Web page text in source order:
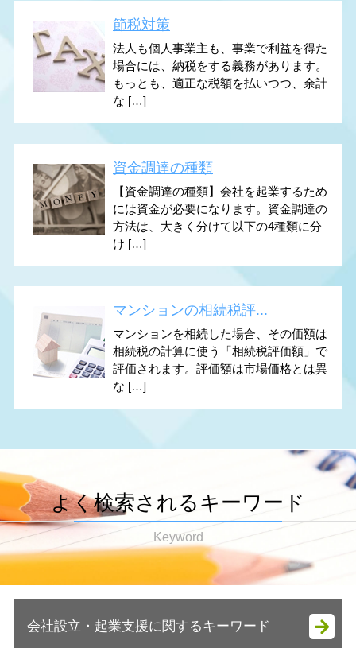
節税対策
法人も個人事業主も、事業で利益を得た
場合には、納税をする義務があります。
もっとも、適正な税額を払いつつ、余計
な […]
資金調達の種類
【資金調達の種類】会社を起業するため
には資金が必要になります。資金調達の
方法は、大きく分けて以下の4種類に分
け […]
マンションの相続税評...
マンションを相続した場合、その価額は
相続税の計算に使う「相続税評価額」で
評価されます。評価額は市場価格とは異
な […]
よく検索されるキーワード
Keyword
会社設立・起業支援に関するキーワード